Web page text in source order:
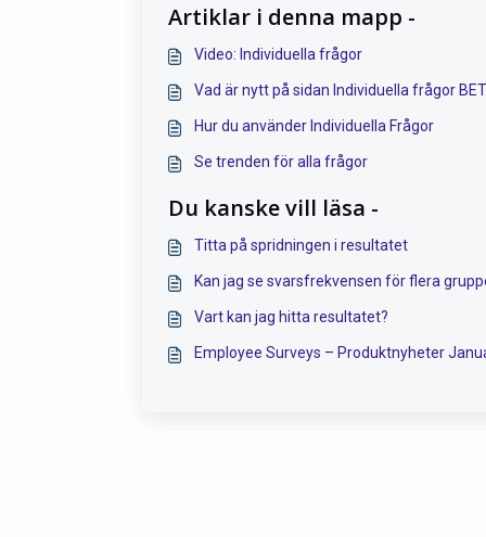
Artiklar i denna mapp -
Video: Individuella frågor
Vad är nytt på sidan Individuella frågor
Hur du använder Individuella Frågor
Se trenden för alla frågor
Du kanske vill läsa -
Titta på spridningen i resultatet
Kan jag se svarsfrekvensen för flera
Vart kan jag hitta resultatet?
Employee Surveys – Produktnyheter